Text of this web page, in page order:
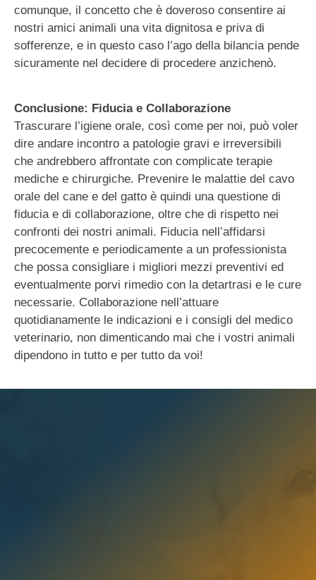
comunque, il concetto che è doveroso consentire ai
nostri amici animali una vita dignitosa e priva di
sofferenze, e in questo caso l’ago della bilancia pende
sicuramente nel decidere di procedere anzichenò.
Conclusione: Fiducia e Collaborazione
Trascurare l’igiene orale, così come per noi, può voler
dire andare incontro a patologie gravi e irreversibili
che andrebbero affrontate con complicate terapie
mediche e chirurgiche. Prevenire le malattie del cavo
orale del cane e del gatto è quindi una questione di
fiducia e di collaborazione, oltre che di rispetto nei
confronti dei nostri animali. Fiducia nell’affidarsi
precocemente e periodicamente a un professionista
che possa consigliare i migliori mezzi preventivi ed
eventualmente porvi rimedio con la detartrasi e le cure
necessarie. Collaborazione nell’attuare
quotidianamente le indicazioni e i consigli del medico
veterinario, non dimenticando mai che i vostri animali
dipendono in tutto e per tutto da voi!